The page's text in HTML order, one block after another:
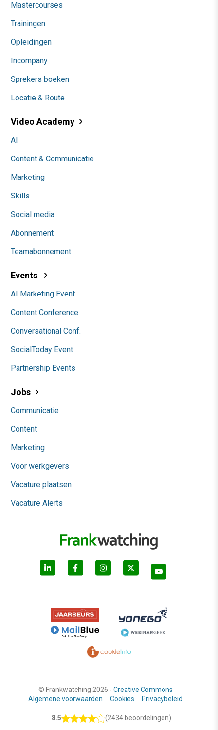
Mastercourses
Trainingen
Opleidingen
Incompany
Sprekers boeken
Locatie & Route
Video Academy
AI
Content & Communicatie
Marketing
Skills
Social media
Abonnement
Teamabonnement
Events
AI Marketing Event
Content Conference
Conversational Conf.
SocialToday Event
Partnership Events
Jobs
Communicatie
Content
Marketing
Voor werkgevers
Vacature plaatsen
Vacature Alerts
© Frankwatching 2026 - Creative Commons
Algemene voorwaarden
Cookies Privacybeleid
8.5 (2434 beoordelingen)